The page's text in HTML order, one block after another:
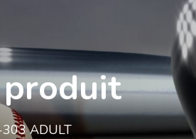
ADULT